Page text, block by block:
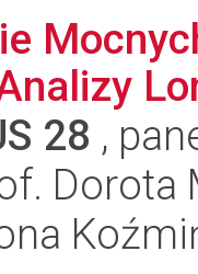
28 ,
Dorota